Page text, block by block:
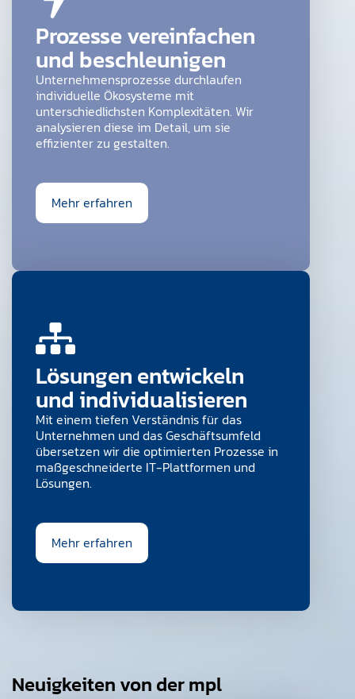
Prozesse vereinfachen
und beschleunigen
Unternehmensprozesse durchlaufen
individuelle Ökosysteme mit
unterschiedlichsten Komplexitäten. Wir
analysieren diese im Detail, um sie
effizienter zu gestalten.
Mehr erfahren
Lösungen entwickeln
und individualisieren
Mit einem tiefen Verständnis für das
Unternehmen und das Geschäftsumfeld
übersetzen wir die optimierten Prozesse in
maßgeschneiderte IT-Plattformen und
Lösungen.
Mehr erfahren
Neuigkeiten von der mpl